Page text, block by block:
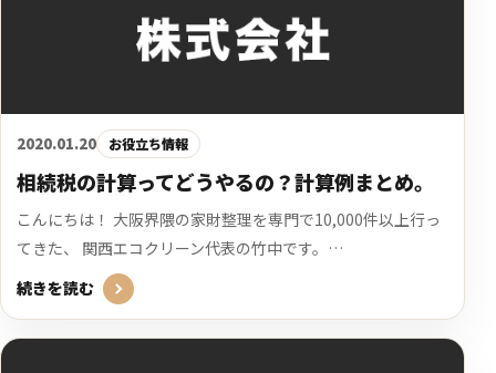
2020.01.20 お役立ち情報
相続税の計算ってどうやるの？計算例まとめ。
こんにちは！ 大阪界隈の家財整理を専門で10,000件以上行っ
てきた、 関西エコクリーン代表の竹中です。…
続きを読む